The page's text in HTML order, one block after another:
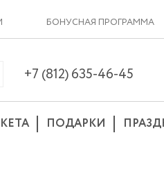
БОНУСНАЯ ПРОГРАММА
+7 (812) 635-46-45
ПОДАРКИ